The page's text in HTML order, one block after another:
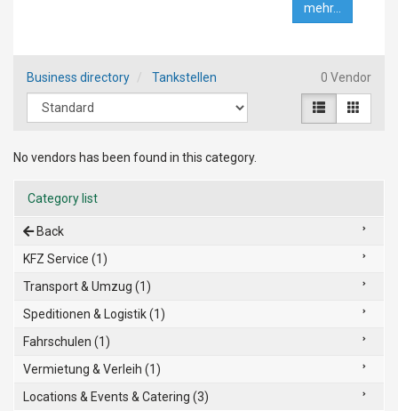
mehr...
Business directory Tankstellen 0 Vendor
No vendors has been found in this category.
Category list
Back
KFZ Service (1)
Transport & Umzug (1)
Speditionen & Logistik (1)
Fahrschulen (1)
Vermietung & Verleih (1)
Locations & Events & Catering (3)